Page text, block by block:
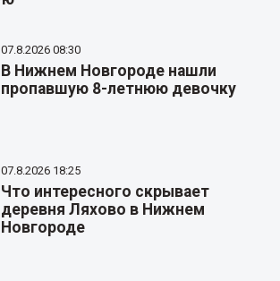
07.8.2026 08:30
В Нижнем Новгороде нашли
пропавшую 8-летнюю девочку
07.8.2026 18:25
Что интересного скрывает
деревня Ляхово в Нижнем
Новгороде